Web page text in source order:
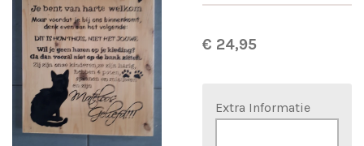
€ 24,95
Extra Informatie